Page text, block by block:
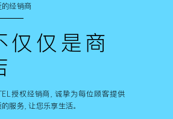
经销商
仅仅是商
授权经销商，诚挚为每位顾客提供
服务，让您乐享生活。